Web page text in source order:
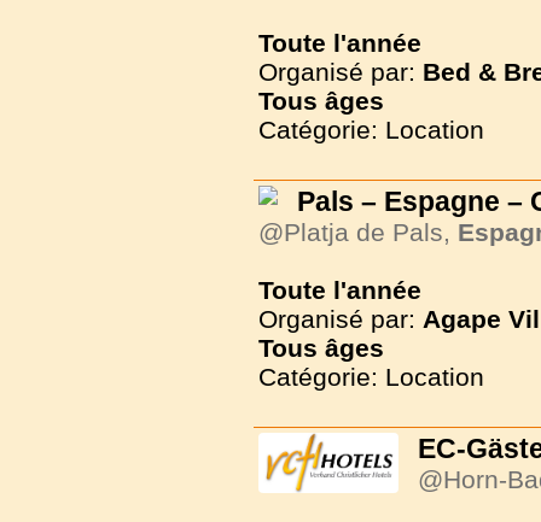
Toute l'année
Organisé par: Bed &
Tous âges
Catégorie: Location
Pals – Espagne –
@Platja de Pals,
Toute l'année
Organisé par: Agape
Tous âges
Catégorie: Location
EC-
@Horn-